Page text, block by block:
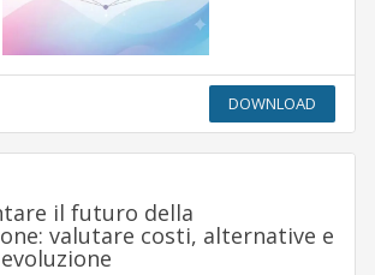
DOWNLOAD
il futuro della
valutare costi, alternative e